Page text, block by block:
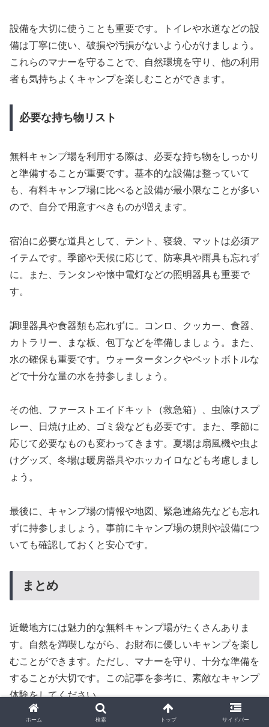
設備を大切に使うことも重要です。トイレや水道などの設
備は丁寧に使い、破損や汚損がないよう心がけましょう。
これらのマナーを守ることで、自然環境を守り、他の利用
者も気持ちよくキャンプを楽しむことができます。
必要な持ち物リスト
無料キャンプ場を利用する際は、必要な持ち物をしっかり
と準備することが重要です。基本的な設備は整っていて
も、有料キャンプ場に比べると設備が最小限なことが多い
ので、自分で用意すべきものが増えます。
宿泊に必要な道具として、テント、寝袋、マットは必須ア
イテムです。季節や天候に応じて、防寒具や雨具も忘れず
に。また、ランタンや懐中電灯などの照明器具も重要で
す。
調理器具や食器類も忘れずに。コンロ、クッカー、食器、
カトラリー、まな板、包丁などを準備しましょう。また、
水の確保も重要です。ウォータータンクやペットボトルな
どで十分な量の水を持参しましょう。
その他、ファーストエイドキット（救急箱）、虫除けスプ
レー、日焼け止め、ゴミ袋なども必要です。また、季節に
応じて必要なものも変わってきます。夏場は扇風機や虫よ
けグッズ、冬場は暖房器具やホッカイロなども考慮しまし
ょう。
最後に、キャンプ場の情報や地図、緊急連絡先なども忘れ
ずに持参しましょう。事前にキャンプ場の規則や設備につ
いても確認しておくと安心です。
まとめ
近畿地方には魅力的な無料キャンプ場がたくさんありま
す。自然を満喫しながら、お財布に優しいキャンプを楽し
むことができます。ただし、マナーを守り、十分な準備を
することが大切です。この記事を参考に、素敵なキャンプ
体験をしてください。
ホーム 検索 トップ サイドバー